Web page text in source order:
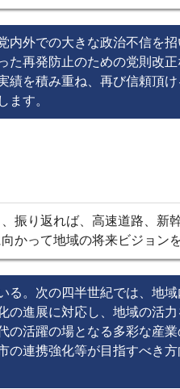
内外での大きな政治不信を
再発防止のための党則改正
績を積み重ね、再び信頼頂け
ます。
振り返れば、高速道路、新
かって地域の将来ビジョン
る。次の四半世紀では、地
の進展に対応し、地域の活
の活躍の場となる多彩な産
の連携強化等が目指すべき方